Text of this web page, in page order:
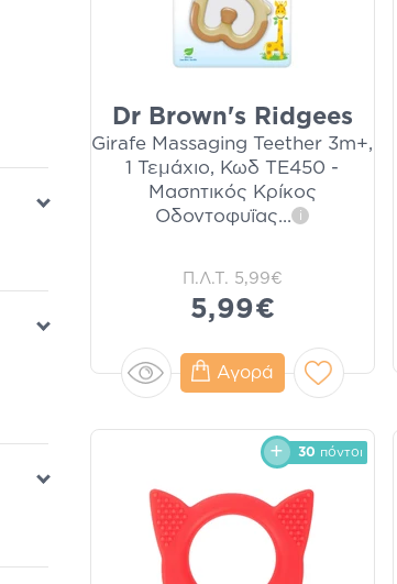
Dr Brown's Ridgees
Girafe Massaging Teether 3m+,
1 Τεμάχιο, Κωδ TE450 -
Μασητικός Κρίκος
Οδοντοφυΐας... i
Π.Λ.Τ. 5,99€
5,99€
Αγορά
30 πόντοι